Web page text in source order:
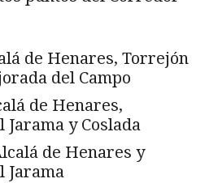
de Henares, Torrejón
del Campo
de Henares,
Jarama y Coslada
de Henares y
Jarama